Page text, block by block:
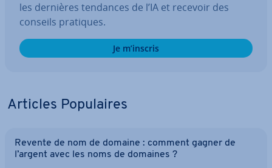
les dernières tendances de l’IA et recevoir des
conseils pratiques.
Je m’inscris
Articles Po­pu­laires
Revente de nom de domaine : comment gagner de
l’argent avec les noms de domaines ?